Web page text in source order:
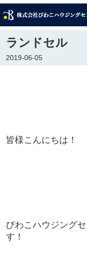
ランドセル
2019-06-05
皆様こんにちは！
びわこハウジング
す！